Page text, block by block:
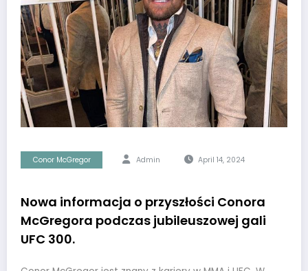
Conor McGregor Admin April 14, 2024
Nowa informacja o przyszłości Conora
McGregora podczas jubileuszowej gali
UFC 300.